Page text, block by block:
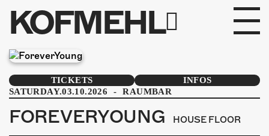
KOFMEHL
PROGRAMM
FABRIKGEFLÜSTER
GALERIE
TICKETS
INFOS
SATURDAY.03.10.2026
- RAUMBAR
FOREVERYOUNG HOUSE FLOOR